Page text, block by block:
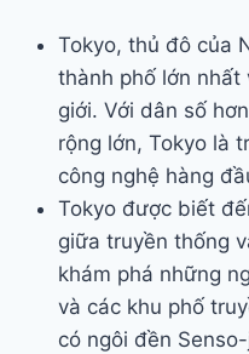
Tokyo, thủ đô của
thành phố lớn
giới. Với dân số
rộng lớn, Tokyo là
công nghệ hàng
Tokyo được biết
giữa truyền thống
khám phá những
và các khu phố
có ngôi đền